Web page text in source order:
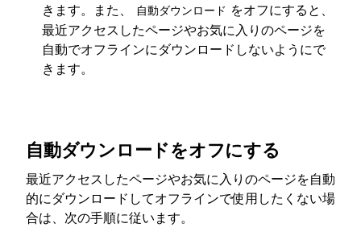
きます。また、
自動ダウンロード をオフにすると、
最近アクセスしたページやお気に入りのページを
自動でオフラインにダウンロードしないようにで
きます。
自動ダウンロードをオフにする
最近アクセスしたページやお気に入りのページを自動
的にダウンロードしてオフラインで使用したくない場
合は、次の手順に従います。